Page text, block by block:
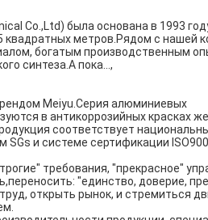
Co.,Ltd) была основана в 1993
метров.Рядом с нашей
богатым производственным
синтеза.А пока...,
Meiyu.Серия алюминиевых
в антикоррозийных красках
соответствует
и системе сертификации
требования, "прекрасное"
"единство, доверие,
открыть рынок, и стремиться